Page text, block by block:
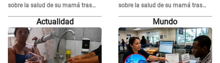
sobre la salud de su mamá tras
APARECER en centro oncológico:
“La oración tiene poder”
sobre la salud de su mamá tras
APARECER en centro oncológico:
“La oración tiene poder”
Actualidad Mundo